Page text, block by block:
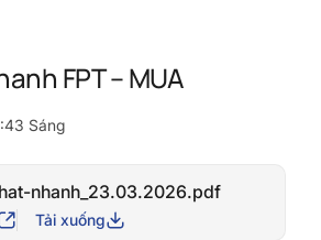
FPT – MUA
Sáng
nhanh_23.03.2026.pdf
Tải xuống